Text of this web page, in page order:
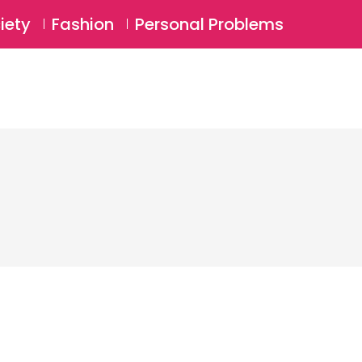
Login ⚲
Fashion Personal Problems